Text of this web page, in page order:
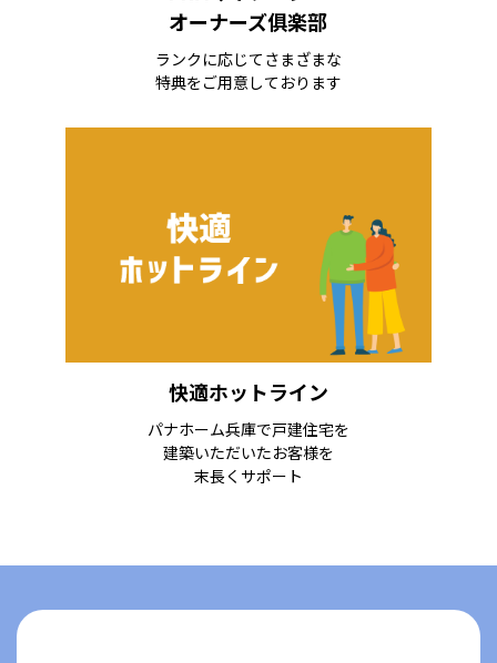
オーナーズ俱楽部
ランクに応じてさまざまな
特典をご用意しております
快適ホットライン
パナホーム兵庫で戸建住宅を
建築いただいたお客様を
末長くサポート